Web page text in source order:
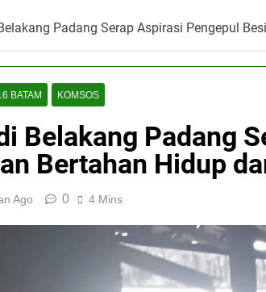
Padang Serap Aspirasi Pengepul
BATAM KOMSOS
Belakang Padang
Bertahan Hidup
Ago 0 4 Mins